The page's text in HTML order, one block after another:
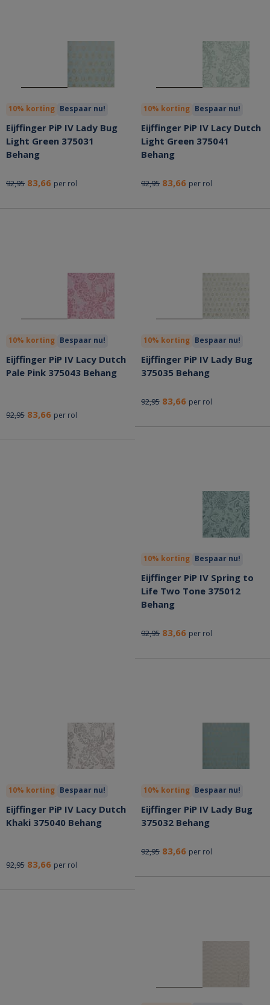
10% korting Bespaar nu!
Eijffinger PiP IV Lady Bug
Light Green 375031
Behang
92,95 83,66 per rol
10% korting Bespaar nu!
Eijffinger PiP IV Lacy Dutch
Light Green 375041
Behang
92,95 83,66 per rol
10% korting Bespaar nu!
Eijffinger PiP IV Lacy Dutch
Pale Pink 375043 Behang
92,95 83,66 per rol
10% korting Bespaar nu!
Eijffinger PiP IV Lady Bug
375035 Behang
92,95 83,66 per rol
10% korting Bespaar nu!
Eijffinger PiP IV Spring to
Life Two Tone 375012
Behang
92,95 83,66 per rol
10% korting Bespaar nu!
Eijffinger PiP IV Lacy Dutch
Khaki 375040 Behang
92,95 83,66 per rol
10% korting Bespaar nu!
Eijffinger PiP IV Lady Bug
375032 Behang
92,95 83,66 per rol